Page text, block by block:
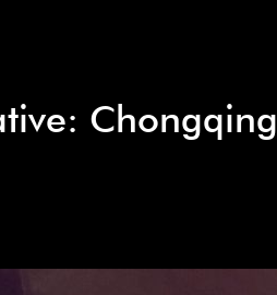
Chongqing